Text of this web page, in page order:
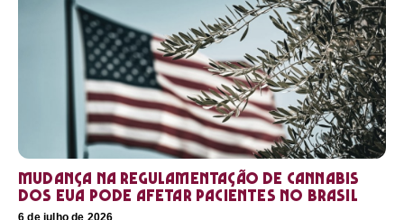
Mudança na regulamentação de cannabis
dos EUA pode afetar pacientes no Brasil
6 de julho de 2026